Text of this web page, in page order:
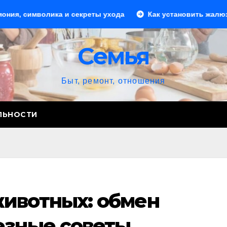
и секреты ухода Как установить жалюзи:
Семья
Быт, ремонт, отношения
обмен